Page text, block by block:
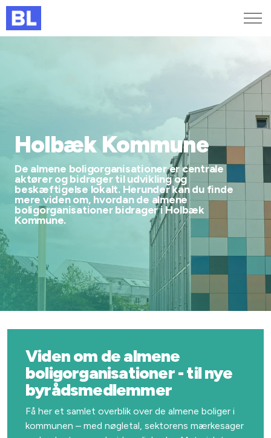
Holbæk Kommune
De almene boligorganisationer er centrale
aktører og bidrager til udvikling og
beskæftigelse lokalt. Herunder kan du finde
mere viden om, hvordan de almene
boligorganisationer bidrager i Holbæk
Kommune.
Viden om de almene
boligorganisationer - til nye
byrådsmedlemmer
Få her et samlet overblik over de almene boliger i
kommunen – med nøgletal, sektorens mærkesager